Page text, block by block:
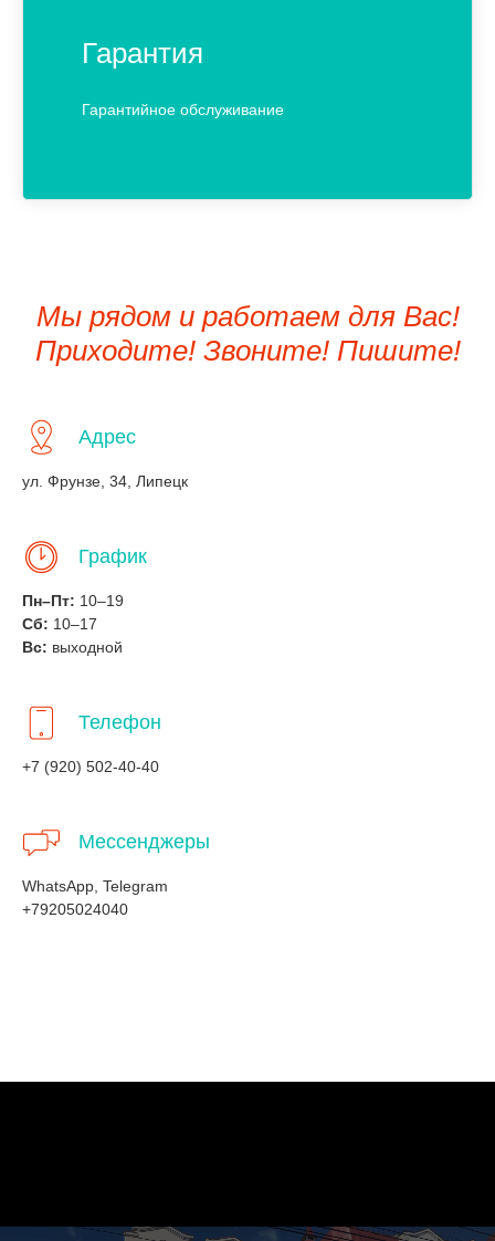
Гарантия
Гарантийное обслуживание
Мы рядом и работаем для Вас!
Приходите! Звоните! Пишите!
Адрес
ул. Фрунзе, 34, Липецк
График
Пн–Пт: 10–19
Сб: 10–17
Вс: выходной
Телефон
+7 (920) 502-40-40
Мессенджеры
WhatsApp, Telegram
+79205024040